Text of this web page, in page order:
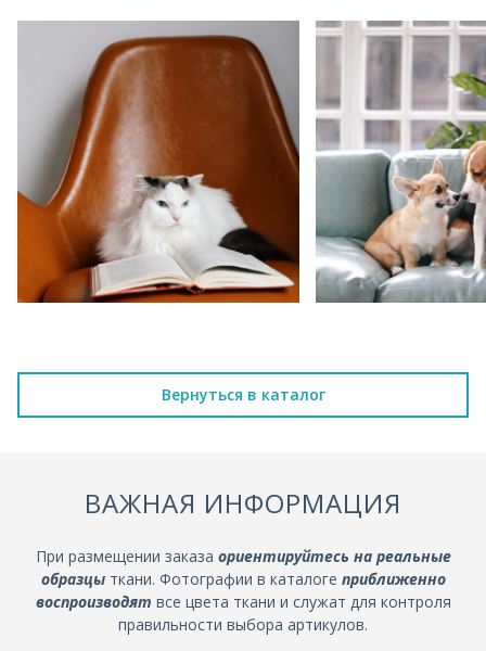
Вернуться в каталог
ВАЖНАЯ ИНФОРМАЦИЯ
При размещении заказа ориентируйтесь на реальные
образцыткани. Фотографии в каталоге приближенно
воспроизводят все цвета ткани и служат для контроля
правильности выбора артикулов.